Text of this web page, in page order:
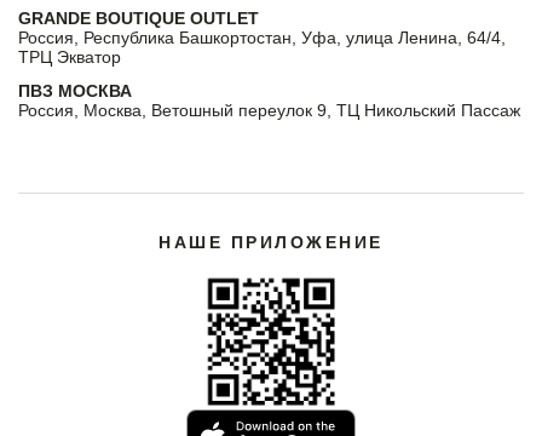
GRANDE BOUTIQUE OUTLET
Россия, Республика Башкортостан, Уфа, улица Ленина, 64/4,
ТРЦ Экватор
ПВЗ МОСКВА
Россия, Москва, Ветошный переулок 9, ТЦ Никольский Пассаж
НАШЕ ПРИЛОЖЕНИЕ